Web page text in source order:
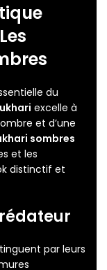
du
excelle à
et d’une
sombres
et les
distinctif et
par leurs